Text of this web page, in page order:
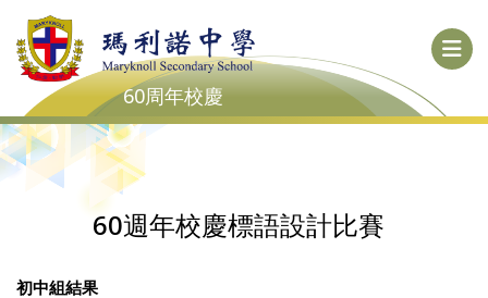
60周年校慶
60週年校慶標語設計比賽
初中組結果